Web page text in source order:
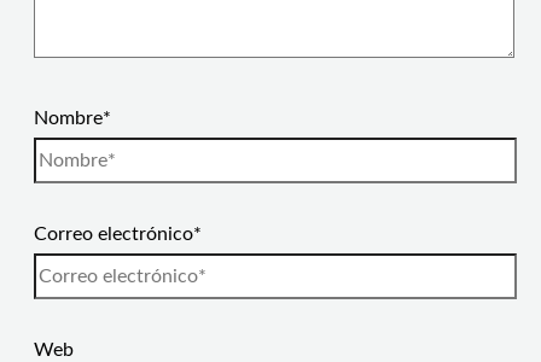
Nombre*
Correo electrónico*
Web